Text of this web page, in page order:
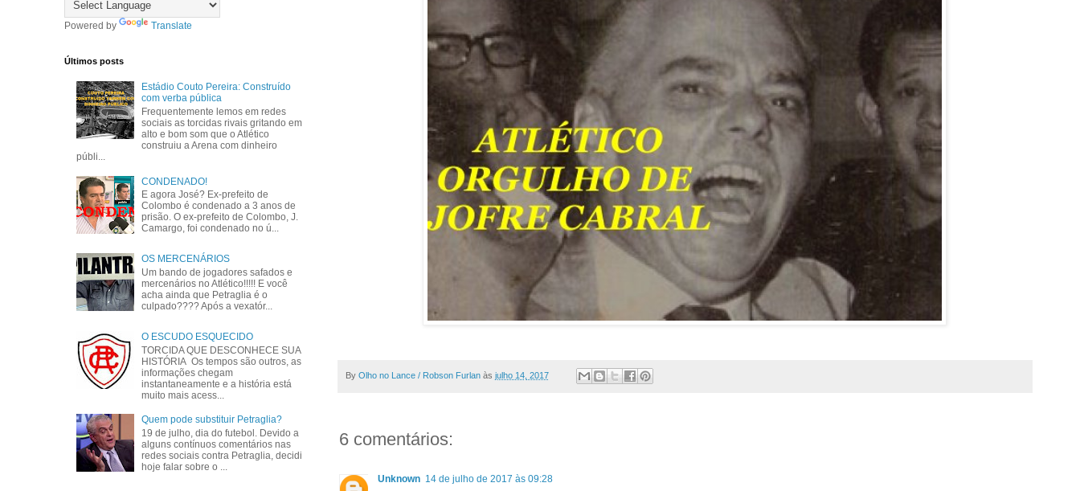
By Olho no Lance / Robson Furlan às julho 14, 2017
6 comentários:
Unknown 14 de julho de 2017 às 09:28
Powered by Translate
Últimos posts
Estádio Couto Pereira: Construído
com verba pública
Frequentemente lemos em redes
sociais as torcidas rivais gritando em
alto e bom som que o Atlético
construiu a Arena com dinheiro
públi...
CONDENADO!
E agora José? Ex-prefeito de
Colombo é condenado a 3 anos de
prisão. O ex-prefeito de Colombo, J.
Camargo, foi condenado no ú...
OS MERCENÁRIOS
Um bando de jogadores safados e
mercenários no Atlético!!!!! E você
acha ainda que Petraglia é o
culpado???? Após a vexatór...
O ESCUDO ESQUECIDO
TORCIDA QUE DESCONHECE SUA
HISTÓRIA Os tempos são outros, as
informações chegam
instantaneamente e a história está
muito mais acess...
Quem pode substituir Petraglia?
19 de julho, dia do futebol. Devido a
alguns contínuos comentários nas
redes sociais contra Petraglia, decidi
hoje falar sobre o ...